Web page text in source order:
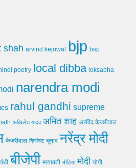
shah arvind kejriwal bjp bsp
hindi poetry local dibba loksabha
narendra modi
rahul gandhi supreme
अखिलेश यादव अमित शाह अरविंद केजरीवाल
केजरीवाल क्रिकेट चुनाव नरेंद्र मोदी
बीजेपी मायावती मीडिया मोदी योगी